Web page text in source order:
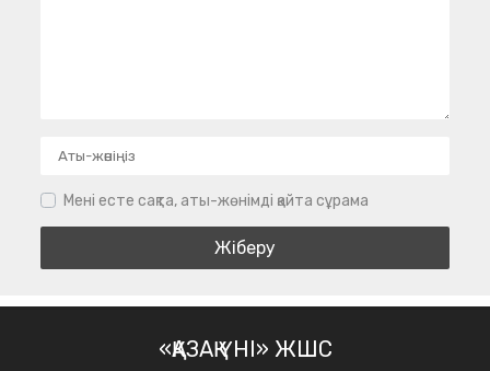
Мені есте сақта, аты-жөнімді қайта сұрама
«ҚАЗАҚ ҮНІ» ЖШС